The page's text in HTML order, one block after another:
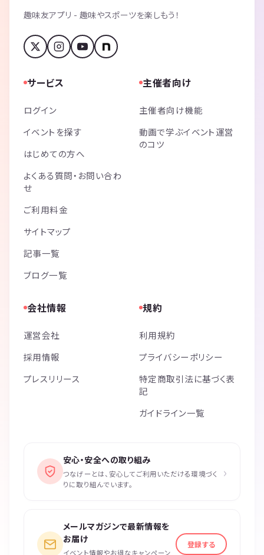
趣味友アプリ - 趣味やスポーツを楽しもう！
サービス
ログイン
イベントを探す
はじめての方へ
よくある質問・お問い合わ
せ
ご利用料金
サイトマップ
記事一覧
ブログ一覧
主催者向け
主催者向け機能
動画で学ぶイベント運営
のコツ
会社情報
運営会社
採用情報
プレスリリース
規約
利用規約
プライバシーポリシー
特定商取引法に基づく表
記
ガイドライン一覧
安心・安全への取り組み
つなげーとは、安心してご利用いただける環境づく
りに取り組んでいます。
›
メールマガジンで最新情報を
お届け
イベント情報やお得なキャンペーン
登録する